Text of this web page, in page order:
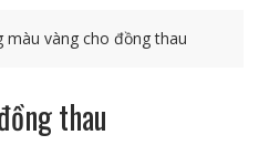
màu vàng cho đồng thau
thau